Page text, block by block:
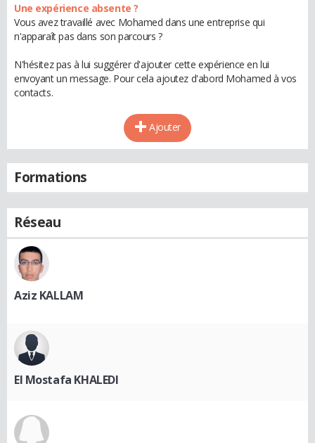
Une expérience absente ?
Vous avez travaillé avec Mohamed dans une entreprise qui
n'apparaît pas dans son parcours ?
N'hésitez pas à lui suggérer d'ajouter cette expérience en lui
envoyant un message. Pour cela ajoutez d'abord Mohamed à vos
contacts.
Ajouter
Formations
Réseau
Aziz KALLAM
El Mostafa KHALEDI